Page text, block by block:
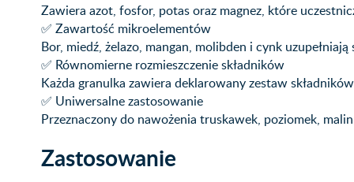
Zawiera azot, fosfor, potas oraz magnez, które
✅ Zawartość mikroelementów
Bor, miedź, żelazo, mangan, molibden i cynk
✅ Równomierne rozmieszczenie składników
Każda granulka zawiera deklarowany zestaw
✅ Uniwersalne zastosowanie
Przeznaczony do nawożenia truskawek, poziomek,
Zastosowanie